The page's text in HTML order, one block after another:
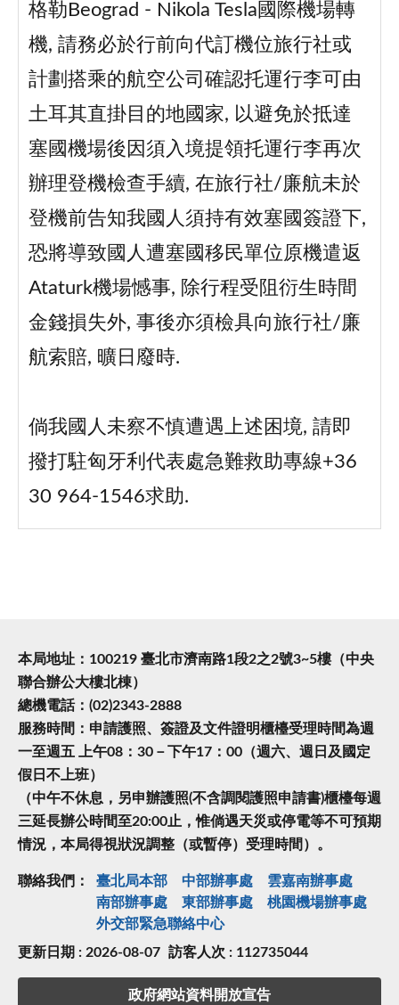
格勒Beograd - Nikola Tesla國際機場轉
機, 請務必於行前向代訂機位旅行社或
計劃搭乘的航空公司確認托運行李可由
土耳其直掛目的地國家, 以避免於抵達
塞國機場後因須入境提領托運行李再次
辦理登機檢查手續, 在旅行社/廉航未於
登機前告知我國人須持有效塞國簽證下,
恐將導致國人遭塞國移民單位原機遣返
Ataturk機場憾事, 除行程受阻衍生時間
金錢損失外, 事後亦須檢具向旅行社/廉
航索賠, 曠日廢時.
倘我國人未察不慎遭遇上述困境, 請即
撥打駐匈牙利代表處急難救助專線+36
30 964-1546求助.
本局地址：100219 臺北市濟南路1段2之2號3~5樓（中央
聯合辦公大樓北棟）
總機電話：(02)2343-2888
服務時間：申請護照、簽證及文件證明櫃檯受理時間為週
一至週五 上午08：30－下午17：00（週六、週日及國定
假日不上班）
（中午不休息，另申辦護照(不含調閱護照申請書)櫃檯每週
三延長辦公時間至20:00止，惟倘遇天災或停電等不可預期
情況，本局得視狀況調整（或暫停）受理時間）。
聯絡我們： 臺北局本部 中部辦事處
雲嘉南辦事處
南部辦事處
東部辦事處
桃園機場辦事處
外交部緊急聯絡中⼼
更新日期 : 2026-08-07 訪客人次 : 112735044
政府網站資料開放宣告